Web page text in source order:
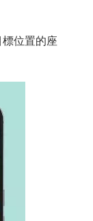
位置的座